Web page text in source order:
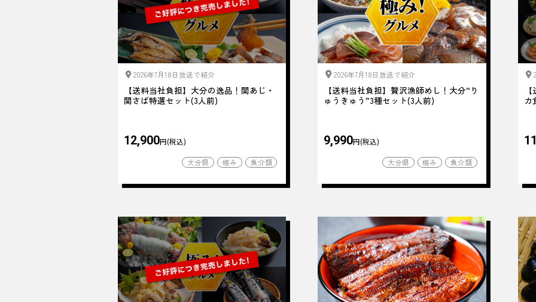
2026年7月18日放送で紹介
【送料当社負担】大分の逸品！関あじ・
関さば特選セット(3人前)
12,900円(税込)
大分県 極み 魚介類
2026年7月18日放送で紹介
【送料当社負担】贅沢漁師めし！大分“り
ゅうきゅう”3種セット(3人前)
9,990円(税込)
大分県 極み 魚介類
カ